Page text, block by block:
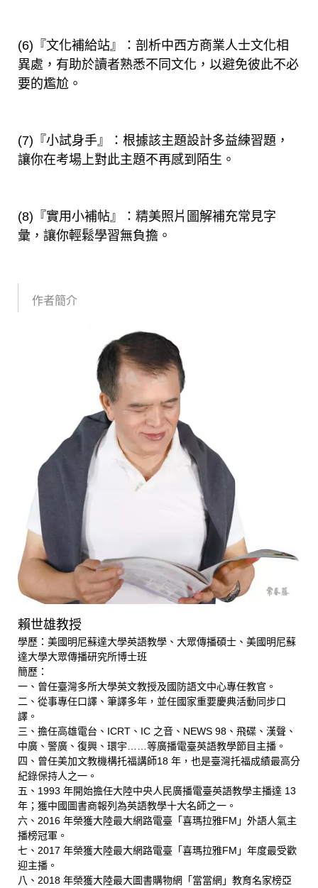
(6)『文化補給站』：剖析中西方商業人士文化相
異處，有助於讀者熟悉不同文化，以避免彼此不必
要的尷尬。
(7)『小試身手』：根據該主題設計多益練習題，
讓你在考場上對此主題不再感到陌生。
(8)『實用小補帖』：精美照片圖解補充常見字
彙，讓你輕鬆學習無負擔。
作者簡介
賴世雄教授
學歷：美國明尼蘇達大學英語教學、大眾傳播碩士、美國明尼蘇
達大學大眾傳播研究所博士班
簡歷：
一、曾任臺灣多所大學英文教授及國防語文中心專任教官。
二、從事專任口譯、筆譯多年，並任國家重要慶典活動同步口
譯。
三、擔任高雄電台、ICRT、IC 之音、NEWS 98、飛碟、漢聲、
中廣、警廣、復興、環宇……等廣播電臺英語教學節目主播。
四、曾任美加文教機構托福講師18 年，也是臺灣托福成績最高分
紀錄保持人之一。
五、1993 年開始擔任大陸中央人民廣播電臺英語教學主播達 13
年；獲中國圖書商報列為英語教學十大名師之一。
六、2016 年榮獲大陸最大網路電臺「喜瑪拉雅FM」外語人氣主
播榜冠軍。
七、2017 年榮獲大陸最大網路電臺「喜瑪拉雅FM」年度最受歡
迎主播。
八、2018 年榮獲大陸最大圖書購物網「當當網」教育名家榜亞